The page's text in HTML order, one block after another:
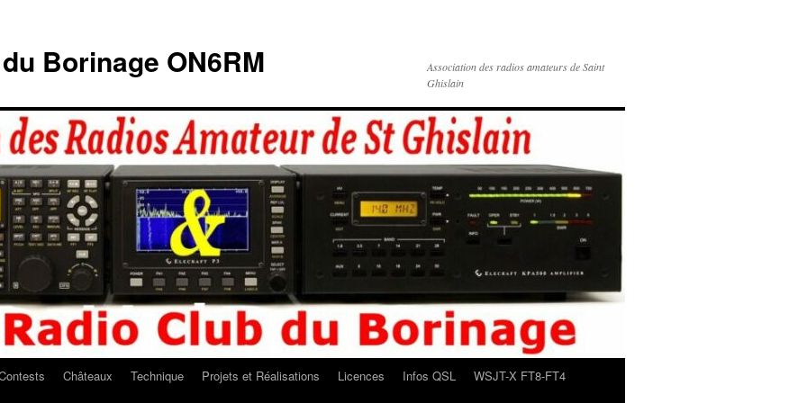
Borinage ON6RM
Association des radios amateurs de Saint
Ghislain
Châteaux Technique Projets et Réalisations Licences Infos QSL
WSJT-X FT8-FT4